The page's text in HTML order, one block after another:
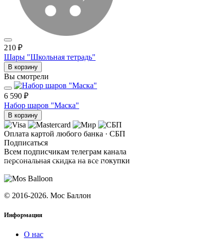
210 ₽
Шары "Школьная тетрадь"
В корзину
Вы смотрели
6 590 ₽
Набор шаров "Маска"
В корзину
Оплата картой любого банка · СБП
Подписаться
Всем подписчикам телеграм канала
персональная скидка на все покупки
© 2016-2026. Мос Баллон
Информация
О нас